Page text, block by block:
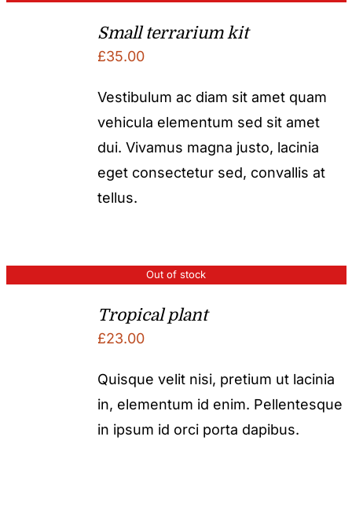
Small terrarium kit
£35.00
Vestibulum ac diam sit amet quam
vehicula elementum sed sit amet
dui. Vivamus magna justo, lacinia
eget consectetur sed, convallis at
tellus.
Out of stock
Tropical plant
£23.00
Quisque velit nisi, pretium ut lacinia
in, elementum id enim. Pellentesque
in ipsum id orci porta dapibus.